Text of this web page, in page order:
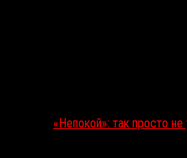
«Непокой»: так просто